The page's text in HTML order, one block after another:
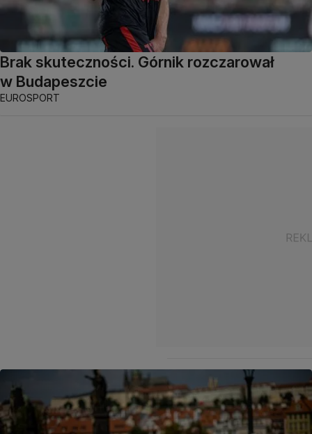
Brak skuteczności. Górnik rozczarował
w Budapeszcie
EUROSPORT